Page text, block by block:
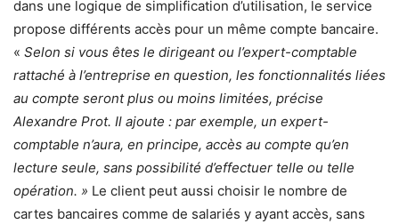
dans une logique de simplification d’utilisation, le service
propose différents accès pour un même compte bancaire.
« Selon si vous êtes le dirigeant ou l’expert-comptable
rattaché à l’entreprise en question, les fonctionnalités liées
au compte seront plus ou moins limitées, précise
Alexandre Prot. Il ajoute : par exemple, un expert-
comptable n’aura, en principe, accès au compte qu’en
lecture seule, sans possibilité d’effectuer telle ou telle
opération. » Le client peut aussi choisir le nombre de
cartes bancaires comme de salariés y ayant accès, sans